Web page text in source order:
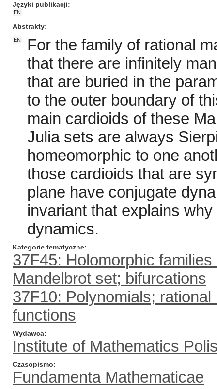
Języki publikacji
EN
Abstrakty
EN
For the family of rational
that there are infinitely
that are buried in the
to the outer boundary of
main cardioids of these
Julia sets are always
homeomorphic to one
those cardioids that are
plane have conjugate
invariant that explains
dynamics.
Kategorie tematyczne
37F45: Holomorphic
Mandelbrot set; bifurcations
37F10: Polynomials;
functions
Wydawca
Institute of Mathematics
Czasopismo
Fundamenta Mathematicae